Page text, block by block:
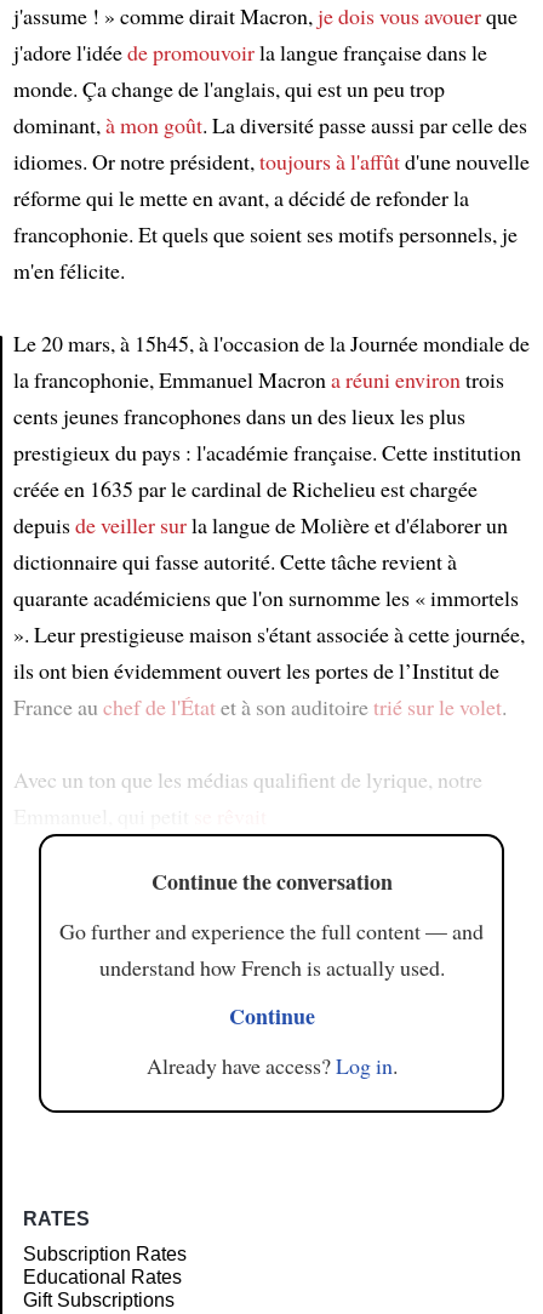
Article
j'assume ! » comme dirait Macron,je dois vous avouerque
j'adore l'idéede promouvoirla langue française dans le
monde. Ça change de l'anglais, qui est un peu trop
dominant,à mon goût. La diversité passe aussi par celle des
idiomes. Or notre président,toujours à l'affûtd'une nouvelle
réforme qui le mette en avant, a décidé de refonder la
francophonie. Et quels que soient ses motifs personnels, je
m'en félicite.
Le 20 mars, à 15h45, à l'occasion de la Journée mondiale de
la francophonie, Emmanuel Macrona réuni environtrois
cents jeunes francophones dans un des lieux les plus
prestigieux du pays : l'académie française. Cette institution
créée en 1635 par le cardinal de Richelieu est chargée
depuisde veiller surla langue de Molière et d'élaborer un
dictionnaire qui fasse autorité. Cette tâche revient à
quarante académiciens que l'on surnomme les « immortels
». Leur prestigieuse maison s'étant associée à cette journée,
ils ont bien évidemment ouvert les portes de l’Institut de
France au chef de l'Étatet à son auditoiretrié sur le volet.
Avec un ton que les médias qualifient de lyrique, notre
Continue the conversation
Go further and experience the full content — and
understand how French is actually used.
Continue
Already have access?Log in.
RATES
Subscription Rates
Educational Rates
Gift Subscriptions